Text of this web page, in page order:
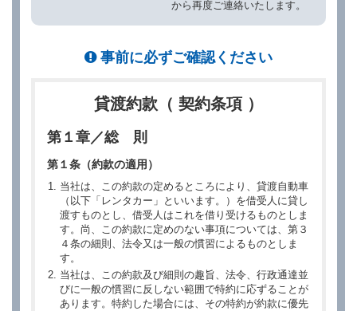
から再度ご連絡いたします。
事前に必ずご確認ください
貸渡約款（ 契約条項 ）
第１章／総 則
第１条（約款の適用）
当社は、この約款の定めるところにより、貸渡自動車
（以下「レンタカー」といいます。）を借受人に貸し
渡すものとし、借受人はこれを借り受けるものとしま
す。尚、この約款に定めのない事項については、第３
４条の細則、法令又は一般の慣習によるものとしま
す。
当社は、この約款及び細則の趣旨、法令、行政通達並
びに一般の慣習に反しない範囲で特約に応ずることが
あります。特約した場合には、その特約が約款に優先